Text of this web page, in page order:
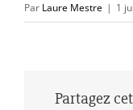
Par Laure Mestre | 1
Partagez